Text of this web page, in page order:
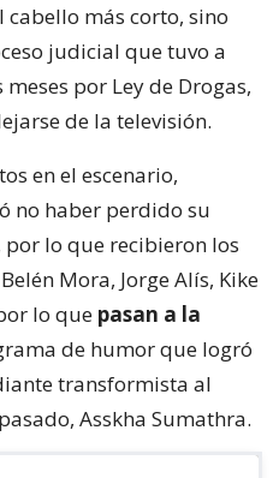
cabello más corto, sino
judicial que tuvo a
por Ley de Drogas,
de la televisión.
en el escenario,
no haber perdido su
lo que recibieron los
Mora, Jorge Alís, Kike
lo que pasan a la
de humor que logró
transformista al
Asskha Sumathra.